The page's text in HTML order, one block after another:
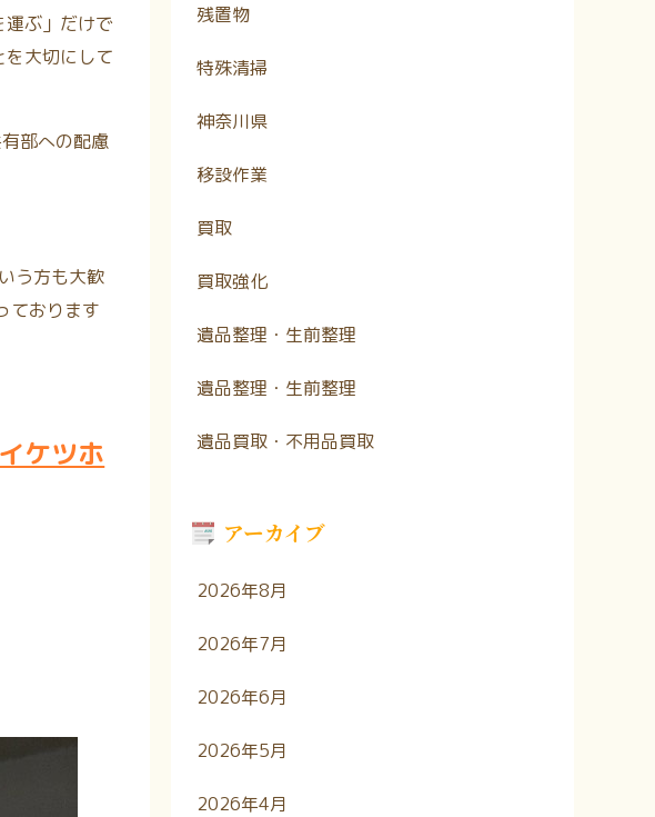
運ぶ」だけで
大切にして
部への配慮
う方も大歓
ております
ケツホ
残置物
特殊清掃
神奈川県
移設作業
買取
買取強化
遺品整理・生前整理
遺品整理・生前整理
遺品買取・不用品買取
アーカイブ
2026年8月
2026年7月
2026年6月
2026年5月
2026年4月